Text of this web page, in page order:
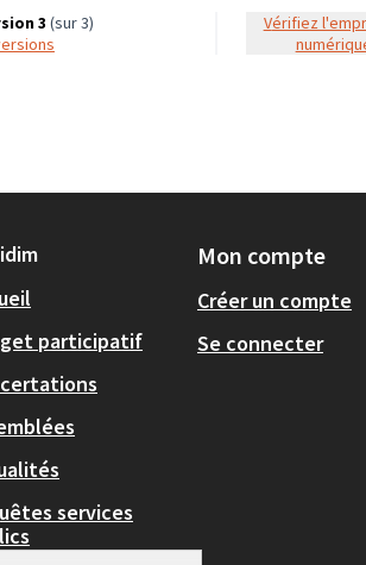
3 (sur 3)
Vérifiez l'empreinte
participatif
services
Mon compte
Créer un compte
Se connecter